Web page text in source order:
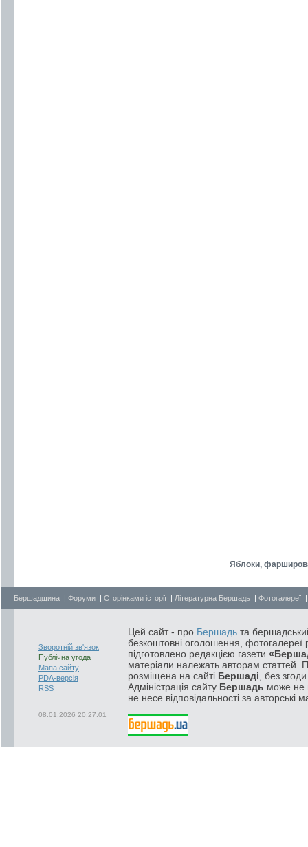
Яблоки,
Бершадщина | Форуми | Сторінками історії | Літературна Бершадь | Фотогалереї
Зворотній зв'язок
Публічна угода
Мапа сайту
PDA-версія
RSS
08.01.2026 20:27:01
Цей сайт - про Бершадь та
безкоштовні оголошення, фотогалереї
підготовлено редакцією газети
матеріали належать авторам статтей.
розміщена на сайті Бершаді , без
Адміністрація сайту Бершадь може не
не несе відповідальності за авторські